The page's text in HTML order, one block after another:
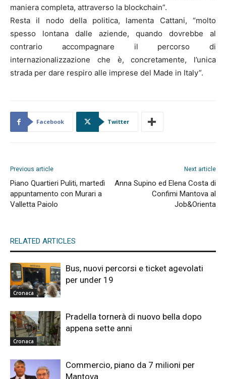
maniera completa, attraverso la blockchain”.
Resta il nodo della politica, lamenta Cattani, “molto
spesso lontana dalle aziende, quando dovrebbe al
contrario accompagnare il percorso di
internazionalizzazione che è, concretamente, l’unica
strada per dare respiro alle imprese del Made in Italy”.
Facebook Twitter
Previous article
Piano Quartieri Puliti, martedì
appuntamento con Murari a
Valletta Paiolo
Next article
Anna Supino ed Elena Costa di
Confimi Mantova al
Job&Orienta
RELATED ARTICLES
Cronaca
Bus, nuovi percorsi e ticket agevolati
per under 19
Cronaca
Pradella tornerà di nuovo bella dopo
appena sette anni
Commercio, piano da 7 milioni per
Mantova